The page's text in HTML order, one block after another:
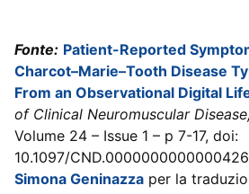
Fonte: Patient-Reported
Charcot–Marie–Tooth Disease
From an Observational Digital
of Clinical Neuromuscular Disease,
Volume 24 – Issue 1 – p 7-17, doi:
10.1097/
Simona Geninazza per la